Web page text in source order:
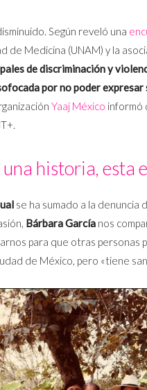
Según reveló una
de Medicina (UNAM) y la
de discriminación y
por no poder
Yaaj México informó
historia, esta
se ha sumado a la
Bárbara García nos
para que otras personas
de México, pero «tiene